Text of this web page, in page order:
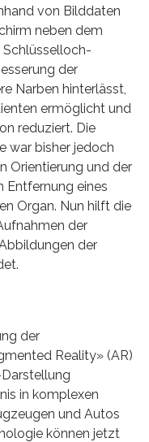
von Bilddaten
neben dem
der
Narben hinterlässt,
ermöglicht und
reduziert. Die
war bisher jedoch
Orientierung und der
Entfernung eines
Organ. Nun hilft die
der
der
der
Reality» (AR)
in komplexen
und Autos
können jetzt